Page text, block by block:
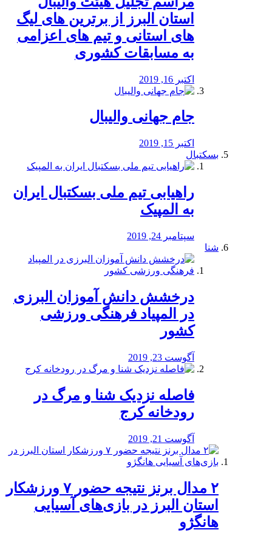
استان البرز از برترین های لیگ
های استانی و تیم های اعزامی
به مسابقات کشوری
اکتبر 16, 2019
جام جهانی والیبال
اکتبر 15, 2019
بسکتبال
راهیابی تیم ملی بسکتبال ایران
به المپیک
سپتامبر 24, 2019
شنا
درخشش دانش آموزان البرزی
در المپیاد فرهنگی ورزشی
کشور
آگوست 23, 2019
️فاصله نزدیک شنا و مرگ در
رودخانه کرج
آگوست 21, 2019
۲ مدال برنز نتیجه حضور ۷ ورزشکار
استان البرز در بازی‌های آسیایی
هانگژو